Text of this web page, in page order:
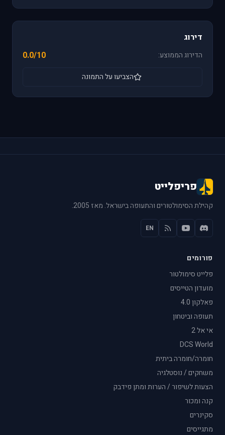
דירוג
הדירוג הממוצע: 0.0/10
הצביעו על התמונה
פריפלייט
קהילת הסימולטורים והתעופה בישראל. מאז 2005.
EN
פורומים
פלייט סימולטור
מועדון הטייסים
פאלקון 4.0
תעופה וביטחון
אי אל 2
DCS World
חומרה/חומרה ביתית
משחקים / נוסטלגיה
הצעות לשיפור / הערות ומתן פידבק
קנה ומכור
סקינרים
מתגייסים